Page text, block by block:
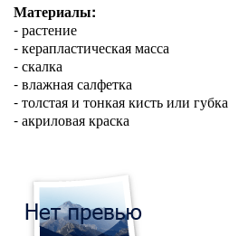
Материалы:
- растение
- керапластическая масса
- скалка
- влажная салфетка
- толстая и тонкая кисть или губка
- акриловая краска